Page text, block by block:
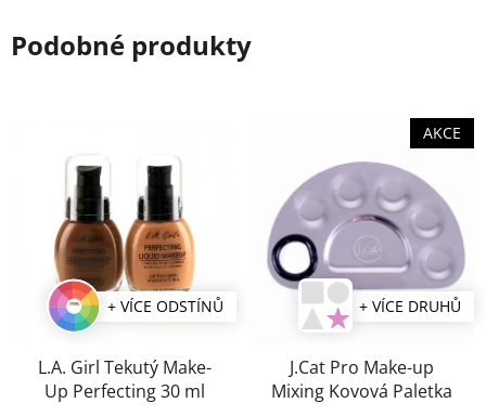
Podobné produkty
+ VÍCE ODSTÍNŮ
L.A. Girl Tekutý Make-
Up Perfecting 30 ml
AKCE
+ VÍCE DRUHŮ
J.Cat Pro Make-up
Mixing Kovová Paletka